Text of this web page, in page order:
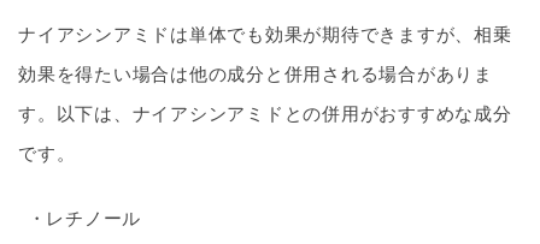
ナイアシンアミドは単体でも効果が期待できますが、相乗
効果を得たい場合は他の成分と併用される場合がありま
す。以下は、ナイアシンアミドとの併用がおすすめな成分
です。
レチノール